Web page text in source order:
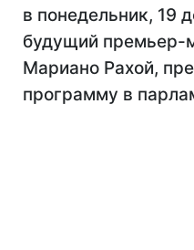
в понедельник, 19
будущий премьер-
Мариано Рахой,
программу в